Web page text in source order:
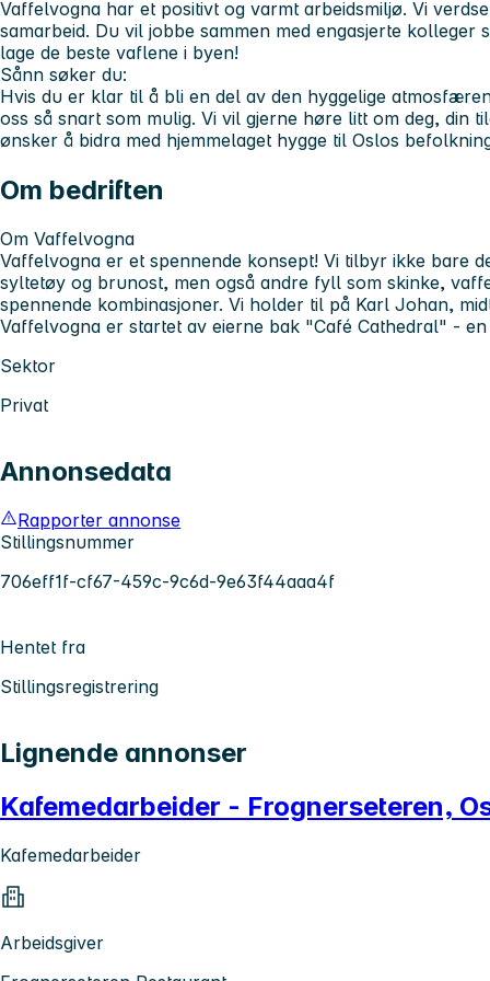
Vaffelvogna har et positivt og varmt arbeidsmiljø. Vi
samarbeid. Du vil jobbe sammen med engasjerte
lage de beste vaflene i byen!
Sånn søker du:
Hvis du er klar til å bli en del av den hyggelige
oss så snart som mulig. Vi vil gjerne høre litt om deg, din
ønsker å bidra med hjemmelaget hygge til Oslos
Om bedriften
Om Vaffelvogna
Vaffelvogna er et spennende konsept! Vi tilbyr ikke bare
syltetøy og brunost, men også andre fyll som skinke,
spennende kombinasjoner. Vi holder til på Karl Johan,
Vaffelvogna er startet av eierne bak "Café Cathedral" -
Sektor
Privat
Annonsedata
Rapporter annonse
Stillingsnummer
706eff1f-cf67-459c-9c6d-9e63f44aaa4f
Hentet fra
Stillingsregistrering
Lignende annonser
Kafemedarbeider - Frognerseteren,
Kafemedarbeider
Arbeidsgiver